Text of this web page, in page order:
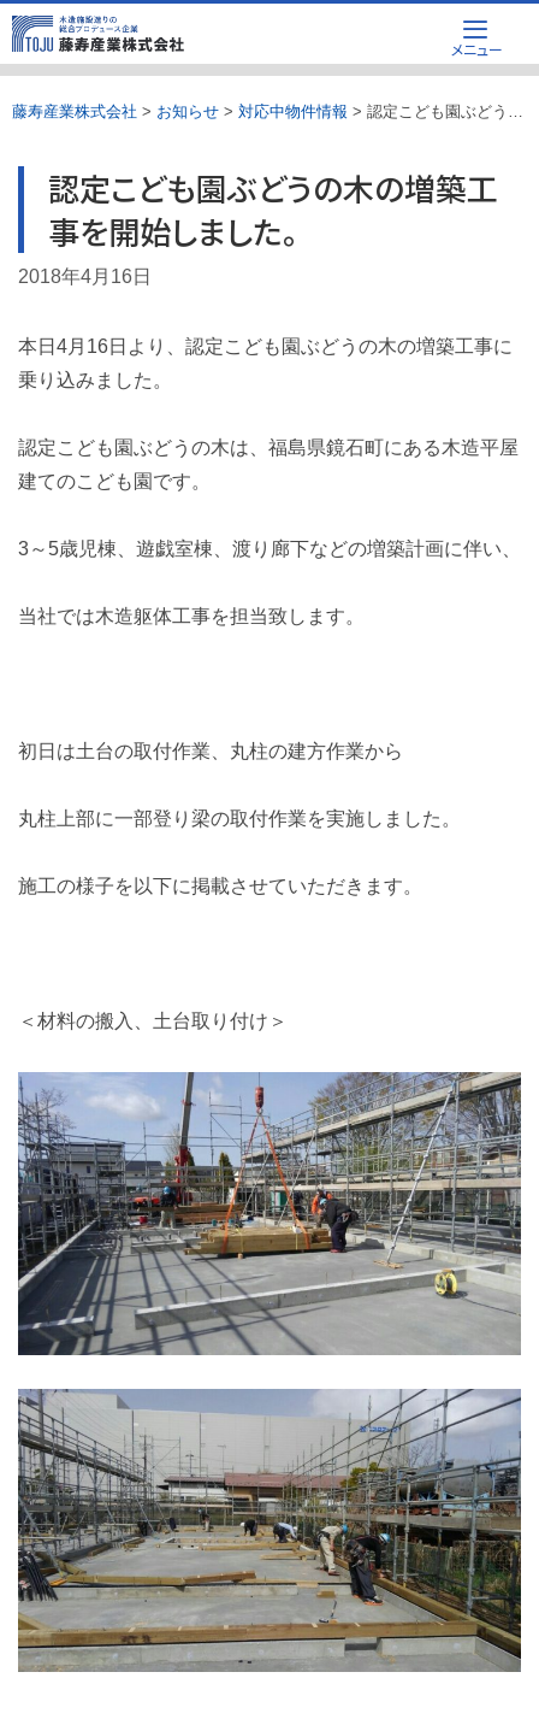
Skip
to
メニュー
藤寿産業株式会社 > お知らせ > 対応中物件情報 > 認定こども園ぶどうの木の増築工事を開始しました。
認定こども園ぶどうの木の増築工
事を開始しました。
2018年4月16日
本日4月16日より、認定こども園ぶどうの木の増築工事に
乗り込みました。
認定こども園ぶどうの木は、福島県鏡石町にある木造平屋
建てのこども園です。
3～5歳児棟、遊戯室棟、渡り廊下などの増築計画に伴い、
当社では木造躯体工事を担当致します。
初日は土台の取付作業、丸柱の建方作業から
丸柱上部に一部登り梁の取付作業を実施しました。
施工の様子を以下に掲載させていただきます。
＜材料の搬入、土台取り付け＞